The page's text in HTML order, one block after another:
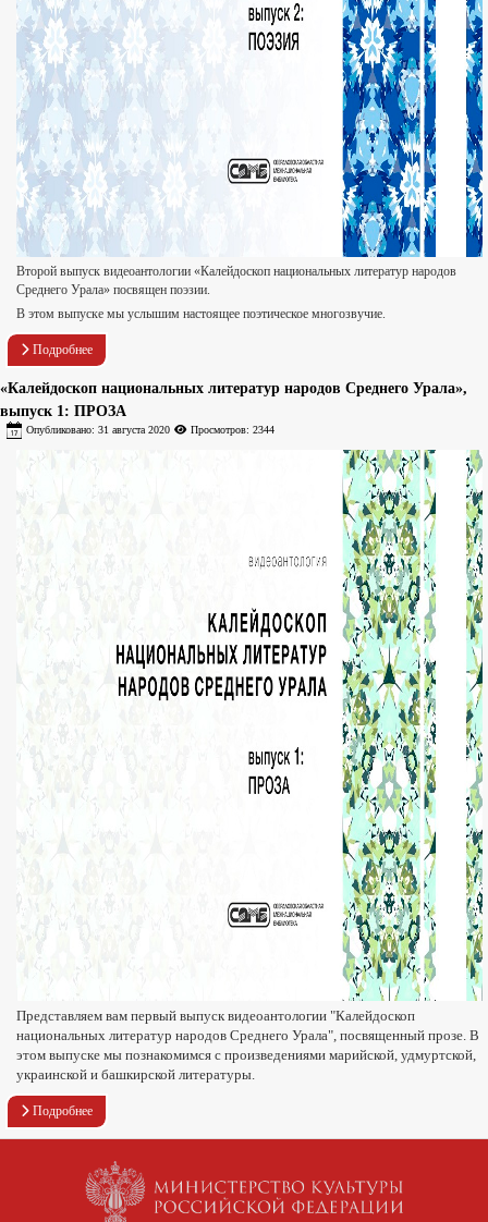
Второй выпуск видеоантологии «Калейдоскоп национальных литератур народов
Среднего Урала» посвящен поэзии.
В этом выпуске мы услышим настоящее поэтическое многозвучие.
Подробнее
«Калейдоскоп национальных литератур народов Среднего Урала»,
выпуск 1: ПРОЗА
Опубликовано: 31 августа 2020 Просмотров: 2344
Представляем вам первый выпуск видеоантологии "Калейдоскоп
национальных литератур народов Среднего Урала", посвященный прозе. В
этом выпуске мы познакомимся с произведениями марийской, удмуртской,
украинской и башкирской литературы.
Подробнее